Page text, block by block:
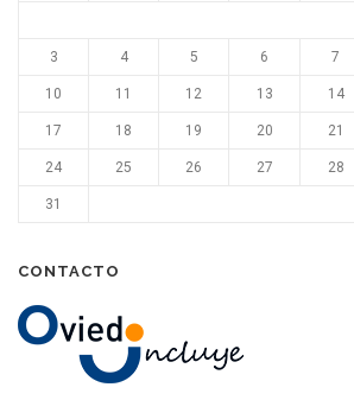
3 4 5 6 7
10 11 12 13 14
17 18 19 20 21
24 25 26 27 28
31
CONTACTO